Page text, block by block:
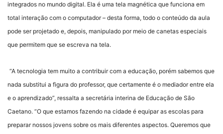
integrados no mundo digital. Ela é uma tela magnética que funciona em
total interação com o computador – desta forma, todo o conteúdo da aula
pode ser projetado e, depois, manipulado por meio de canetas especiais
que permitem que se escreva na tela.
“A tecnologia tem muito a contribuir com a educação, porém sabemos que
nada substitui a figura do professor, que certamente é o mediador entre ela
e o aprendizado”, ressalta a secretária interina de Educação de São
Caetano. “O que estamos fazendo na cidade é equipar as escolas para
preparar nossos jovens sobre os mais diferentes aspectos. Queremos que